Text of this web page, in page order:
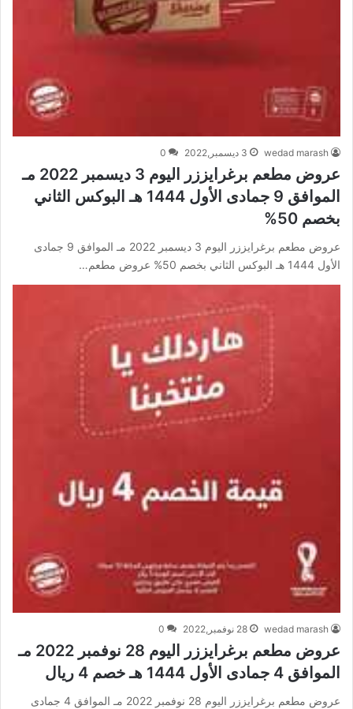
wedad marash 3 ديسمبر,2022 0
عروض مطعم برغرايززر اليوم 3 ديسمبر 2022 مـ
الموافق 9 جمادى الأول 1444 هـ البوكس الثاني
بخصم 50%
عروض مطعم برغرايززر اليوم 3 ديسمبر 2022 مـ الموافق 9 جمادى
الأول 1444 هـ البوكس الثاني بخصم 50% عروض مطعم…
wedad marash 28 نوفمبر,2022 0
عروض مطعم برغرايززر اليوم 28 نوفمبر 2022 مـ
الموافق 4 جمادى الأول 1444 هـ خصم 4 ريال
عروض مطعم برغرايززر اليوم 28 نوفمبر 2022 مـ الموافق 4 جمادى